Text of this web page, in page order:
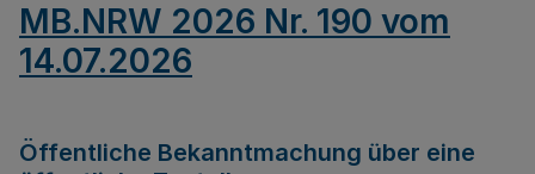
MB.NRW 2026 Nr. 190 vom
14.07.2026
Öffentliche Bekanntmachung über eine